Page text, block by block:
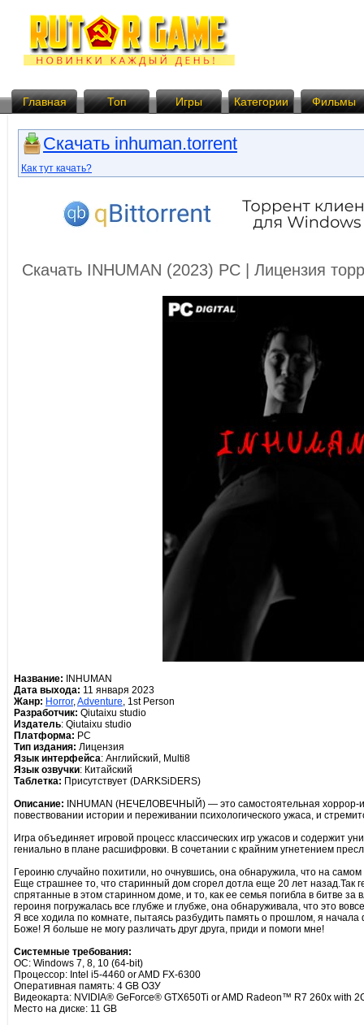
Главная Топ Игры Категории Фильмы
Скачать inhuman.torrent
Как тут качать?
Скачать INHUMAN (2023) PC | Лицензия
Название: INHUMAN
Дата выхода: 11 января 2023
Жанр: Horror,Adventure, 1st Person
Разработчик: Qiutaixu studio
Издатель: Qiutaixu studio
Платформа: PC
Тип издания: Лицензия
Язык интерфейса: Английский, Multi8
Язык озвучки: Китайский
Таблетка: Присутствует (DARKSiDERS)
Описание: INHUMAN (НЕЧЕЛОВЕЧНЫЙ) — это самостоятельная хоррор-
повествовании истории и переживании психологического ужаса, и
Игра объединяет игровой процесс классических игр ужасов и содержит
гениально в плане расшифровки. В сочетании с крайним угнетением
Героиню случайно похитили, но очнувшись, она обнаружила, что на
Еще страшнее то, что старинный дом сгорел дотла еще 20 лет назад.Так
спрятанные в этом старинном доме, и то, как ее семья погибла в битве за
героиня погружалась все глубже и глубже, она обнаруживала, что это
Я все ходила по комнате, пытаясь разбудить память о прошлом, я начала
Боже! Я больше не могу различать друг друга, приди и помоги мне!
Системные требования:
ОС: Windows 7, 8, 10 (64-bit)
Процессор: Intel i5-4460 or AMD FX-6300
Оперативная память: 4 GB ОЗУ
Видеокарта: NVIDIA® GeForce® GTX650Ti or AMD Radeon™ R7 260x with
Место на диске: 11 GB